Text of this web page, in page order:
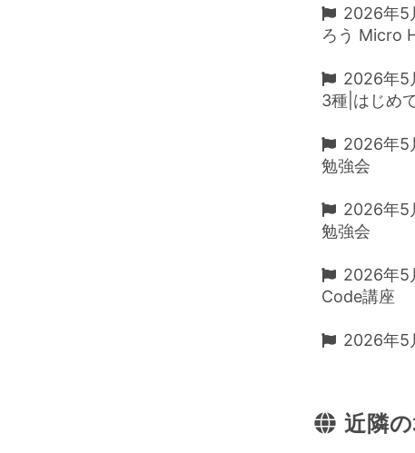
2026年5
ろう Micro
2026年5
3種|はじめ
2026年5
勉強会
2026年5
勉強会
2026年5
Code講座
2026年5
近隣